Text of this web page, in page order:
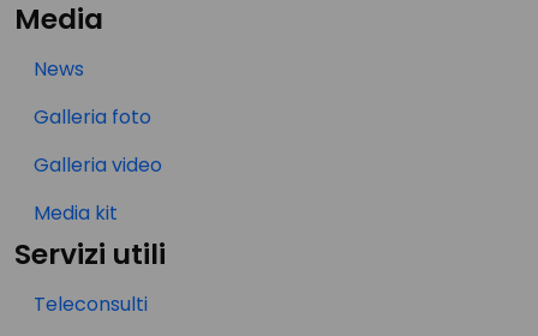
Media
News
Galleria foto
Galleria video
Media kit
Servizi utili
Teleconsulti